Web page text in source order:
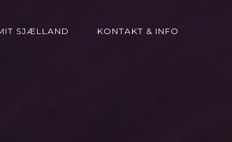
SJÆLLAND KONTAKT & INFO